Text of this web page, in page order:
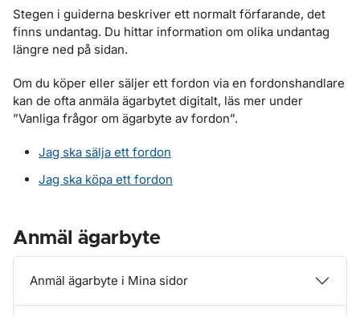
Stegen i guiderna beskriver ett normalt förfarande, det
finns undantag. Du hittar information om olika undantag
längre ned på sidan.
Om du köper eller säljer ett fordon via en fordonshandlare
kan de ofta anmäla ägarbytet digitalt, läs mer under
”Vanliga frågor om ägarbyte av fordon”.
Jag ska sälja ett fordon
Jag ska köpa ett fordon
Anmäl ägarbyte
Anmäl ägarbyte i Mina sidor